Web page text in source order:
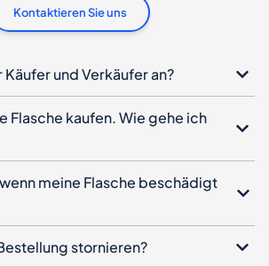
Kontaktieren Sie uns
Käufer und Verkäufer an?
Flasche kaufen. Wie gehe ich
meine Flasche beschädigt
stornieren?